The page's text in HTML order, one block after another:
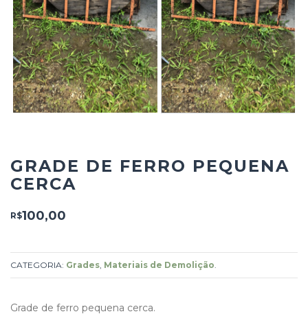
GRADE DE FERRO PEQUENA
CERCA
R$100,00
CATEGORIA: Grades Materiais de Demolição
Grade de ferro pequena cerca.